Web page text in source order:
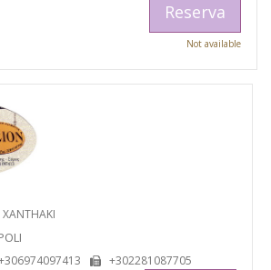
Reserva
Not available
+302281087705